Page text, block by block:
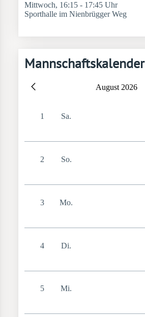
Mittwoch, 16:15 - 17:45 Uhr
Sporthalle im Nienbrügger Weg
Mannschaftskalender
August 2026
1 Sa.
2 So.
3 Mo.
4 Di.
5 Mi.